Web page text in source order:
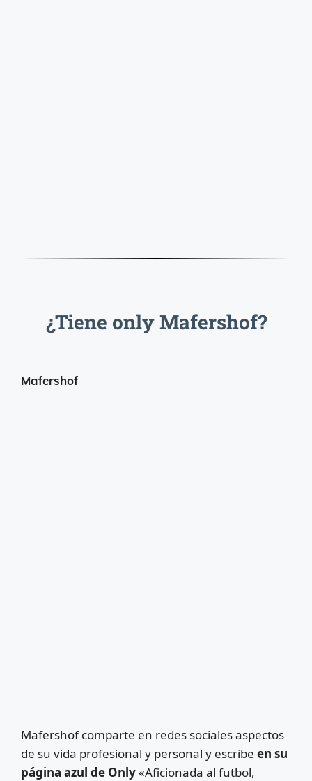
¿Tiene only Mafershof?
Mafershof
Mafershof comparte en redes sociales aspectos
de su vida profesional y personal y escribe en su
página azul de Only«Aficionada al futbol,